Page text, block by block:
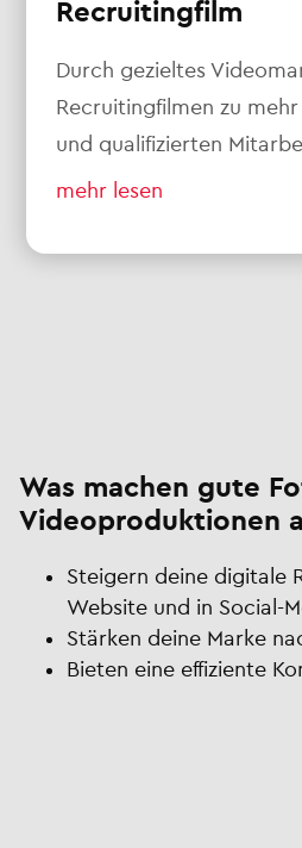
Recruitingfilm
Durch gezieltes
Recruitingfilmen zu
und qualifizierten
mehr lesen
Was machen gute
Videoproduktionen
Steigern deine digitale
Website und in Social-
Stärken deine Marke
Bieten eine effiziente